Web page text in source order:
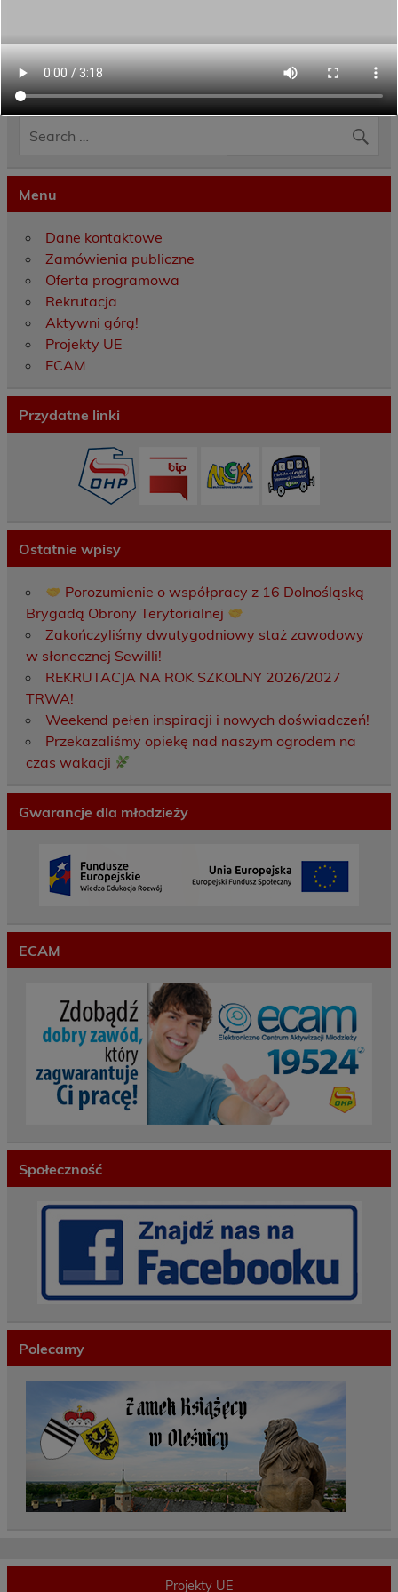
Category:Aktualności,Projekty UE
Menu
Dane kontaktowe
Zamówienia publiczne
Oferta programowa
Rekrutacja
Aktywni górą!
Projekty UE
ECAM
Przydatne linki
Ostatnie wpisy
Porozumienie o współpracy z 16 Dolnośląską
Brygadą Obrony Terytorialnej
Zakończyliśmy dwutygodniowy staż zawodowy
w słonecznej Sewilli!
REKRUTACJA NA ROK SZKOLNY 2026/2027
TRWA!
Weekend pełen inspiracji i nowych doświadczeń!
Przekazaliśmy opiekę nad naszym ogrodem na
czas wakacji
Gwarancje dla młodzieży
ECAM
Społeczność
Polecamy
Projekty UE